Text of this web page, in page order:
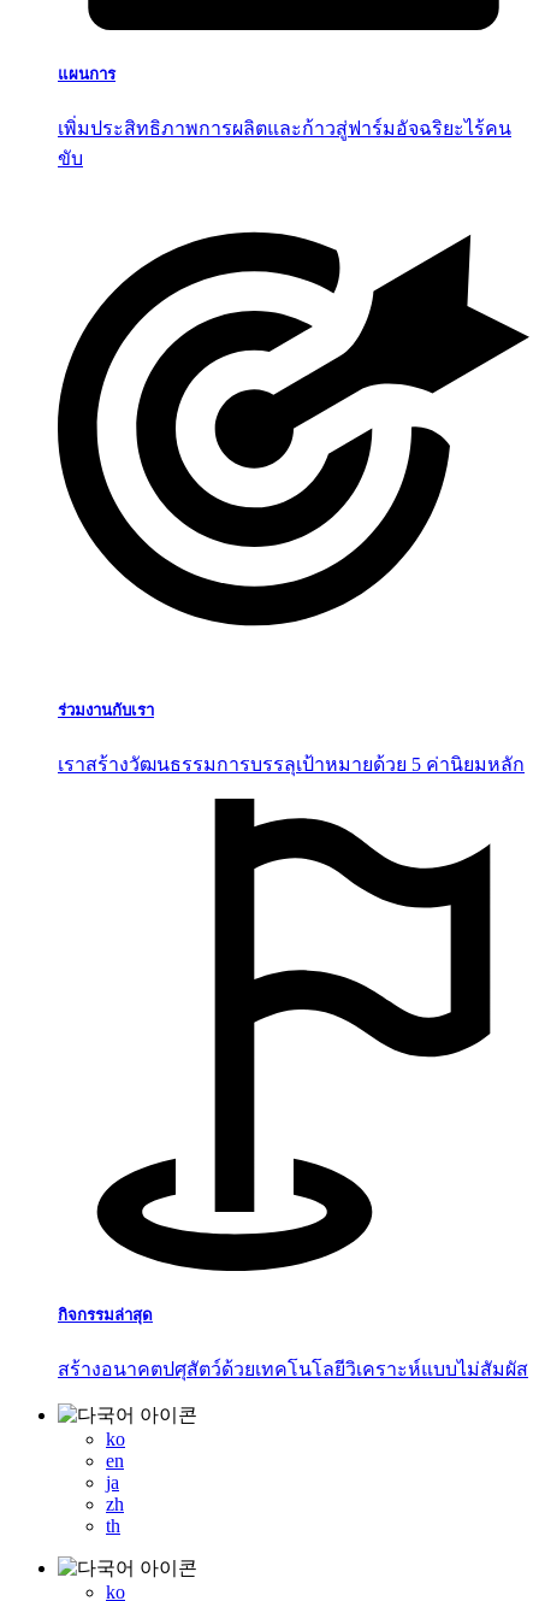
แผนการ
เพิ่มประสิทธิภาพการผลิตและก้าวสู่ฟาร์มอัจฉริยะไร้คน
ขับ
ร่วมงานกับเรา
เราสร้างวัฒนธรรมการบรรลุเป้าหมายด้วย 5 ค่านิยมหลัก
กิจกรรมล่าสุด
สร้างอนาคตปศุสัตว์ด้วยเทคโนโลยีวิเคราะห์แบบไม่สัมผัส
ko
en
ja
zh
th
ko